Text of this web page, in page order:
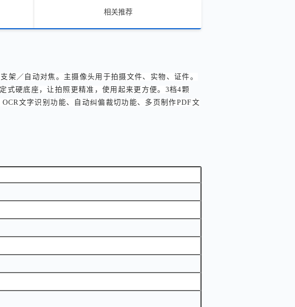
相关推荐
架／自动对焦。主摄像头用于拍摄文件、实物、证件。
式硬底座，让拍照更精准，使用起来更方便。3档4颗
文字识别功能、自动纠偏裁切功能、多页制作PDF文